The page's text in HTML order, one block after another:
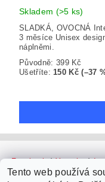
Skladem (>5 ks)
SLADKÁ, OVOCNÁ
3 měsíce Unisex
náplněmi.
Původně: 399 Kč
Ušetříte: 150 Kč (–37
Facebook | Youtube |
|
Tento web používá